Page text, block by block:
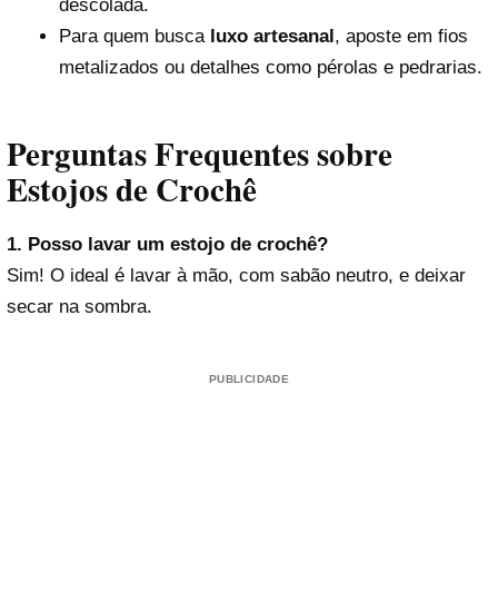
descolada.
Para quem busca luxo artesanal , aposte em fios
metalizados ou detalhes como pérolas e pedrarias.
Perguntas Frequentes sobre
Estojos de Crochê
1. Posso lavar um estojo de crochê?
Sim! O ideal é lavar à mão, com sabão neutro, e deixar
secar na sombra.
PUBLICIDADE